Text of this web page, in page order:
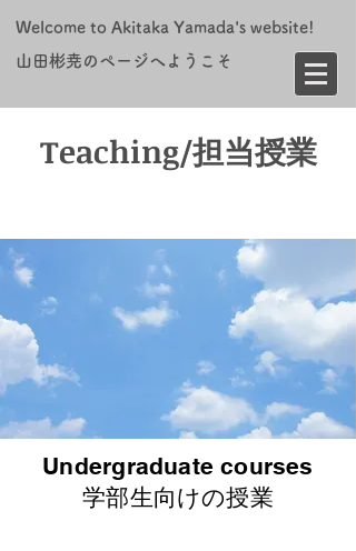
Welcome to Akitaka Yamada's website!
​山田彬尭のページへようこそ
Teaching/担当授業
Undergraduate courses
学部生向けの授業